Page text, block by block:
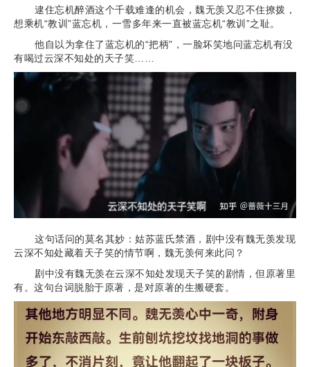
逮住忘机醉酒这个千载难逢的机会，魏无羡又忍不住撩拨，
想乘机“教训”蓝忘机，一雪多年来一直被蓝忘机“教训”之耻。
他自以为拿住了蓝忘机的“把柄”，一脸坏笑地问蓝忘机有没
有喝过云深不知处的天子笑……
这句话问的莫名其妙：姑苏蓝氏禁酒，剧中没有魏无羡发现
云深不知处藏着天子笑的情节啊，魏无羡何来此问？
剧中没有魏无羡在云深不知处发现天子笑的剧情，但原著里
有。这句台词脱胎于原著，是对原著的生搬硬套。